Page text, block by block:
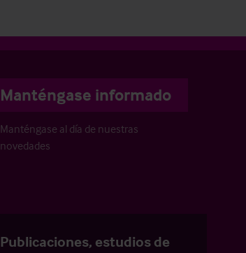
Manténgase informado
Manténgase al día de nuestras
novedades
Publicaciones, estudios de